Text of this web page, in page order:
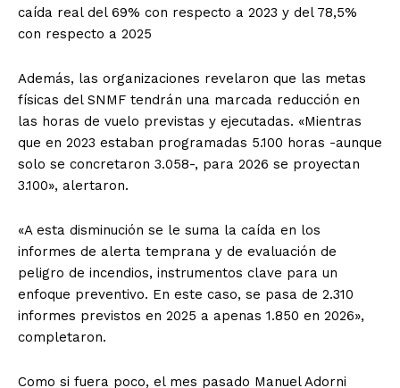
caída real del 69% con respecto a 2023 y del 78,5%
con respecto a 2025
Además, las organizaciones revelaron que las metas
físicas del SNMF tendrán una marcada reducción en
las horas de vuelo previstas y ejecutadas. «Mientras
que en 2023 estaban programadas 5.100 horas -aunque
solo se concretaron 3.058-, para 2026 se proyectan
3.100», alertaron.
«A esta disminución se le suma la caída en los
informes de alerta temprana y de evaluación de
peligro de incendios, instrumentos clave para un
enfoque preventivo. En este caso, se pasa de 2.310
informes previstos en 2025 a apenas 1.850 en 2026»,
completaron.
Como si fuera poco, el mes pasado Manuel Adorni